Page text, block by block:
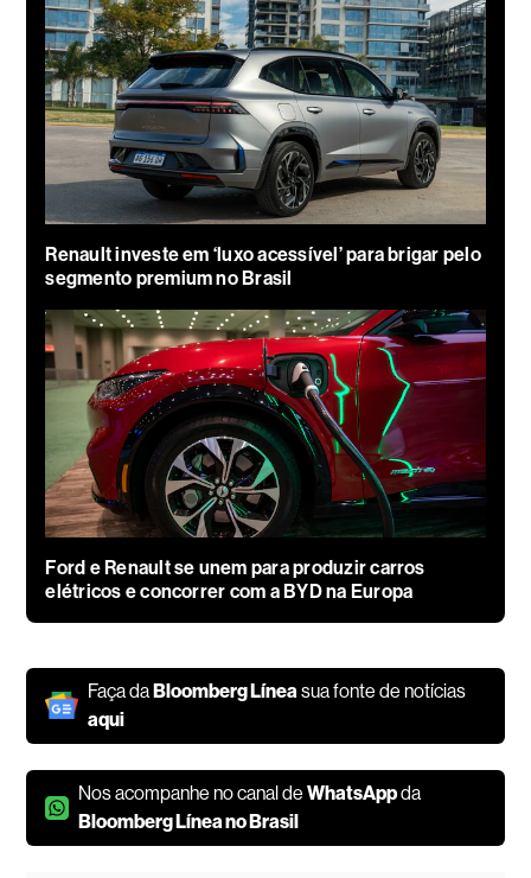
Renault investe em ‘luxo acessível’ para brigar pelo
segmento premium no Brasil
Ford e Renault se unem para produzir carros
elétricos e concorrer com a BYD na Europa
Faça daBloomberg Línea sua fonte de notícias
aqui
Nos acompanhe no canal deWhatsAppda
Bloomberg Línea no Brasil